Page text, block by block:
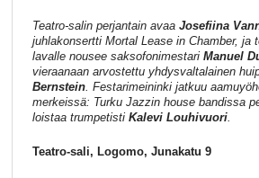
Teatro-salin perjantain avaa Josefiina
juhlakonsertti Mortal Lease in Chamber, ja
lavalle nousee saksofonimestari Manuel
vieraanaan arvostettu yhdysvaltalainen
Bernstein. Festarimeininki jatkuu
merkeissä: Turku Jazzin house bandissa
loistaa trumpetisti Kalevi Louhivuori.
Teatro-sali, Logomo, Junakatu 9